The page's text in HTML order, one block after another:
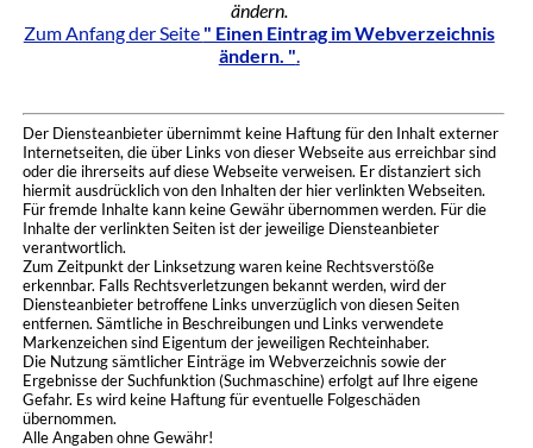
ändern.
Zum Anfang der Seite " Einen Eintrag im Webverzeichnis
ändern. ".
Der Diensteanbieter übernimmt keine Haftung für den Inhalt externer
Internetseiten, die über Links von dieser Webseite aus erreichbar sind
oder die ihrerseits auf diese Webseite verweisen. Er distanziert sich
hiermit ausdrücklich von den Inhalten der hier verlinkten Webseiten.
Für fremde Inhalte kann keine Gewähr übernommen werden. Für die
Inhalte der verlinkten Seiten ist der jeweilige Diensteanbieter
verantwortlich.
Zum Zeitpunkt der Linksetzung waren keine Rechtsverstöße
erkennbar. Falls Rechtsverletzungen bekannt werden, wird der
Diensteanbieter betroffene Links unverzüglich von diesen Seiten
entfernen. Sämtliche in Beschreibungen und Links verwendete
Markenzeichen sind Eigentum der jeweiligen Rechteinhaber.
Die Nutzung sämtlicher Einträge im Webverzeichnis sowie der
Ergebnisse der Suchfunktion (Suchmaschine) erfolgt auf Ihre eigene
Gefahr. Es wird keine Haftung für eventuelle Folgeschäden
übernommen.
Alle Angaben ohne Gewähr!